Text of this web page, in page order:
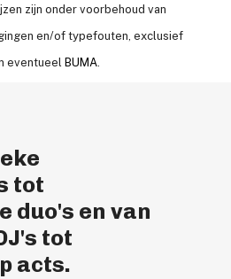
zijn onder voorbehoud van
en/of typefouten, exclusief
eventueel BUMA
tot
duo's en van
tot
acts.